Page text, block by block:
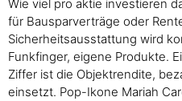
Wie viel pro aktie investieren
für Bausparverträge oder
Sicherheitsausstattung wird
Funkfinger, eigene Produkte.
Ziffer ist die Objektrendite,
einsetzt. Pop-Ikone Mariah